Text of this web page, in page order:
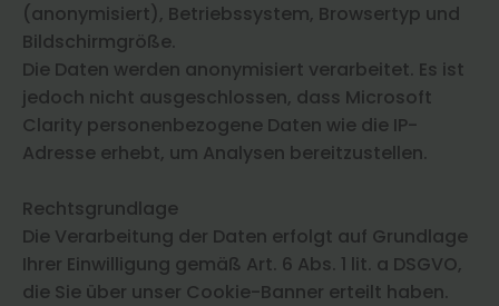
(anonymisiert), Betriebssystem, Browsertyp und
Bildschirmgröße.
Die Daten werden anonymisiert verarbeitet. Es ist
jedoch nicht ausgeschlossen, dass Microsoft
Clarity personenbezogene Daten wie die IP-
Adresse erhebt, um Analysen bereitzustellen.
Rechtsgrundlage
Die Verarbeitung der Daten erfolgt auf Grundlage
Ihrer Einwilligung gemäß Art. 6 Abs. 1 lit. a DSGVO,
die Sie über unser Cookie-Banner erteilt haben.